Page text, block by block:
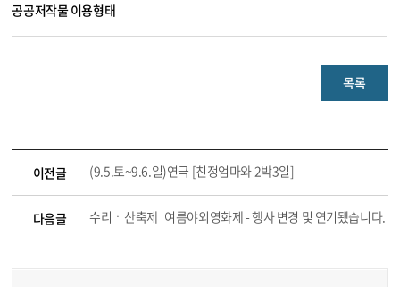
공공저작물 이용형태
목록
이전글 (9.5.토~9.6.일)연극 [친정엄마와 2박3일]
다음글 수리ㆍ산축제_여름야외영화제 - 행사 변경 및 연기됐습니다.